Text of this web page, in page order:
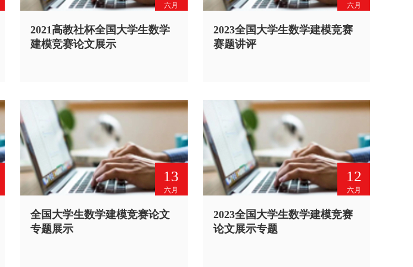
六月
2021高教社杯全国大学生数学
建模竞赛论文展示
六月
2023全国大学生数学建模竞赛
赛题讲评
13
六月
全国大学生数学建模竞赛论文
专题展示
12
六月
2023全国大学生数学建模竞赛
论文展示专题